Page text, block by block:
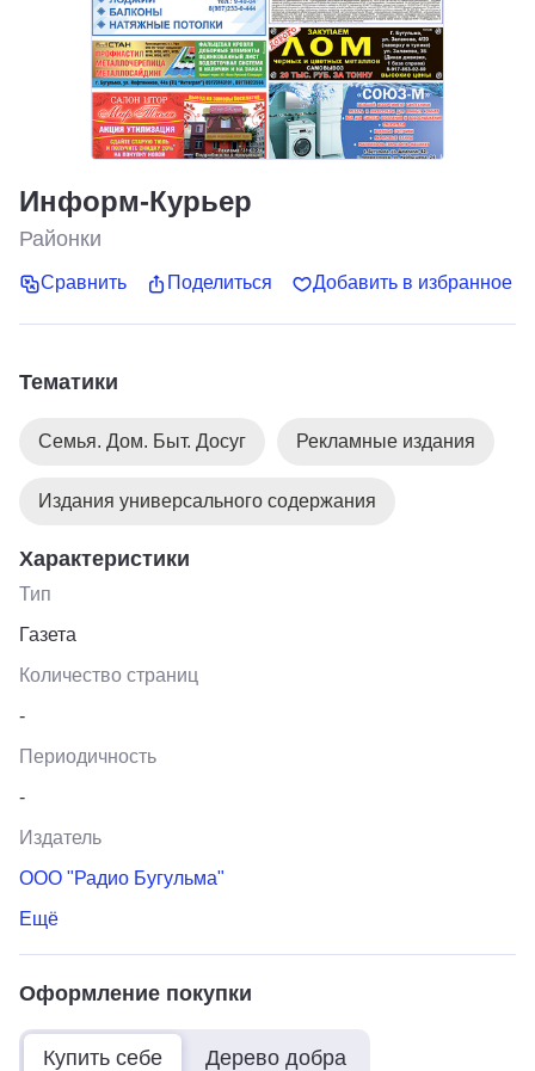
Информ-Курьер
Районки
Сравнить Поделиться Добавить в избранное
Тематики
Семья. Дом. Быт. Досуг Рекламные издания
Издания универсального содержания
Характеристики
Тип
Газета
Количество страниц
-
Периодичность
-
Издатель
ООО "Радио Бугульма"
Ещё
Оформление покупки
Купить себе Дерево добра